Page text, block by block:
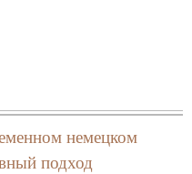
немецком
подход